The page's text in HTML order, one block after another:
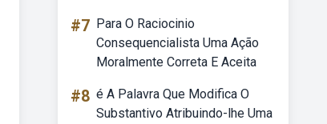
#7 Para O Raciocinio
Consequencialista Uma Ação
Moralmente Correta E Aceita
#8 é A Palavra Que Modifica O
Substantivo Atribuindo-lhe Uma